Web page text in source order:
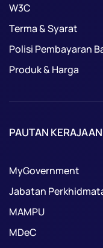
W3C
Terma & Syarat
Polisi Pembayaran
Produk & Harga
PAUTAN KERAJAAN
MyGovernment
Jabatan
MAMPU
MDeC